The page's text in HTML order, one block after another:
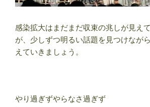
感染拡大はまだまだ収束の兆しが見え
が、少しずつ明るい話題を見つけなが
えていきましょう。
やり過ぎずやらなさ過ぎず